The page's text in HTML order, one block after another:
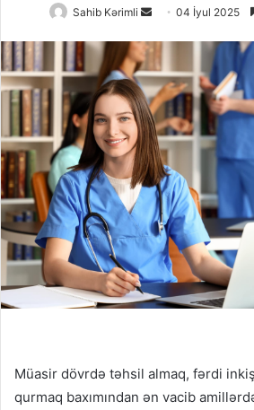
Sahib Kərimli
Send
email
04 İyul 2025
Müasir dövrdə təhsil almaq, fərdi
qurmaq baxımından ən vacib